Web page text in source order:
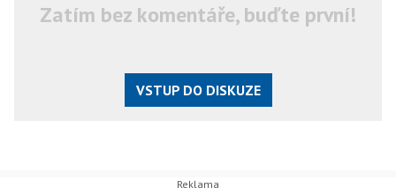
Zatím bez komentáře, buďte první!
VSTUP DO DISKUZE